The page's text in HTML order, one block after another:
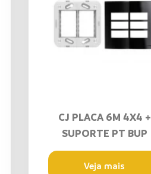
CJ PLACA 6M 4X4 +
SUPORTE PT BUP
Veja mais